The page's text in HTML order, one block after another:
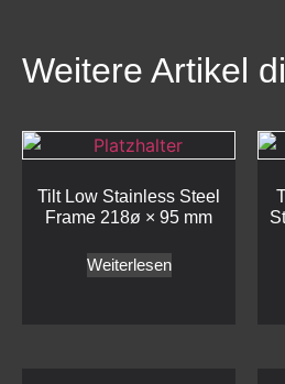
Weitere Artikel
Tilt Low Stainless Steel
Frame 218ø × 95 mm
Weiterlesen